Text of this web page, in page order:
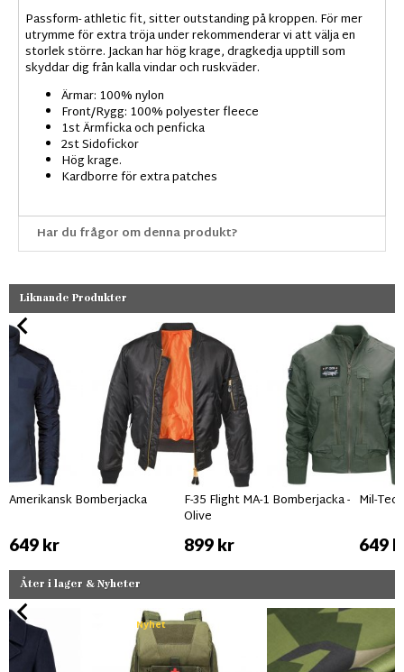
Passform- athletic fit, sitter outstanding på kroppen. För mer
utrymme för extra tröja under rekommenderar vi att välja en
storlek större. Jackan har hög krage, dragkedja upptill som
skyddar dig från kalla vindar och ruskväder.
Ärmar: 100% nylon
Front/Rygg: 100% polyester fleece
1st Ärmficka och penficka
2st Sidofickor
Hög krage.
Kardborre för extra patches
Har du frågor om denna produkt?
Liknande Produkter
Amerikansk Bomberjacka
649 kr
F-35 Flight MA-1 Bomberjacka -
Olive
899 kr
Mil-Tec
649
Åter i lager & Nyheter
Nyhet